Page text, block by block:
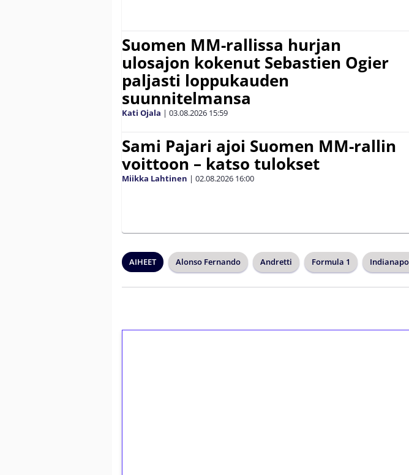
Suomen MM-rallissa hurjan
ulosajon kokenut Sebastien Ogier
paljasti loppukauden
suunnitelmansa
Kati Ojala | 03.08.2026 15:59
Sami Pajari ajoi Suomen MM-rallin
voittoon – katso tulokset
Miikka Lahtinen | 02.08.2026 16:00
AIHEET Alonso Fernando Andretti Formula 1